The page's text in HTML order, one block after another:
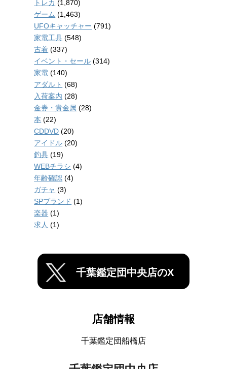
トレカ (1,870)
ゲーム (1,463)
UFOキャッチャー (791)
家電工具 (548)
古着 (337)
イベント・セール (314)
家電 (140)
アダルト (68)
入荷案内 (28)
金券・貴金属 (28)
本 (22)
CDDVD (20)
アイドル (20)
釣具 (19)
WEBチラシ (4)
年齢確認 (4)
ガチャ (3)
SPブランド (1)
楽器 (1)
求人 (1)
千葉鑑定団中央店のX
店舗情報
千葉鑑定団船橋店